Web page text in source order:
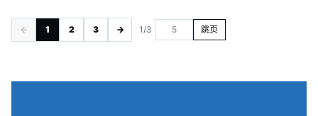
← 1 2 3 → 1/3 跳页